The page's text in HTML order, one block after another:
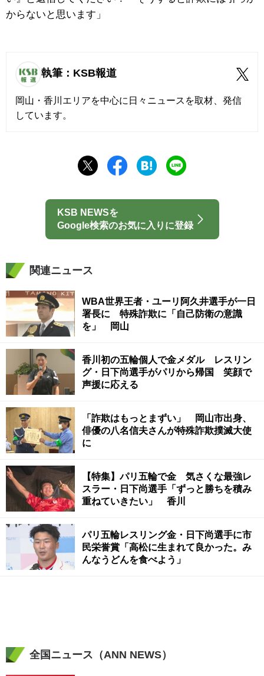
からないと思います」
執筆：KSB報道
岡山・香川エリアを中心に日々ニュースを取材、発信
しています。
KSB NEWSを
Google検索のお気に入りに登録
関連ニュース
WBA世界王者・ユーリ阿久井選手が一日
署長に 特殊詐欺に「自己防衛の意識
を」 岡山
香川初の五輪個人で金メダル レスリン
グ・日下尚選手がパリから帰国 笑顔で
声援に応える
「詐欺はもっとまずい」 岡山市出身、
俳優の八名信夫さんが特殊詐欺撲滅大使
に
【特集】パリ五輪で金 気さくな最強レ
スラー・日下尚選手「ずっと勝ちを積み
重ねていきたい」 香川
パリ五輪レスリング金・日下尚選手に市
民栄誉賞「高松に生まれて良かった。み
んなうどんを食べよう」
全国ニュース（ANN NEWS）